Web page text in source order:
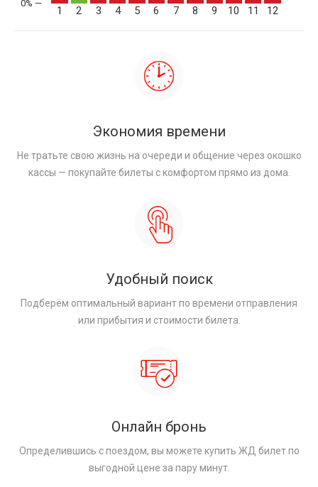
1 2 3 4 5 6 7 8 9 10 11 12
Экономия времени
Не тратьте свою жизнь на очереди и общение через окошко
кассы — покупайте билеты с комфортом прямо из дома.
Удобный поиск
Подберём оптимальный вариант по времени отправления
или прибытия и стоимости билета.
Онлайн бронь
Определившись с поездом, вы можете купить ЖД билет по
выгодной цене за пару минут.